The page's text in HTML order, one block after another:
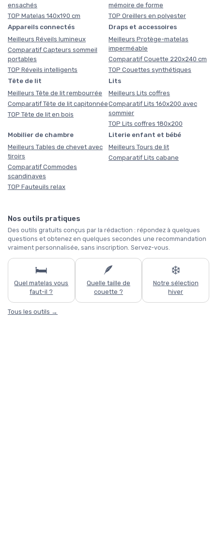
ensachés
TOP Matelas 140x190 cm
mémoire de forme
TOP Oreillers en polyester
Appareils connectés
Meilleurs Réveils lumineux
Comparatif Capteurs sommeil
portables
TOP Réveils intelligents
Draps et accessoires
Meilleurs Protège-matelas
imperméable
Comparatif Couette 220x240 cm
TOP Couettes synthétiques
Tête de lit
Meilleurs Tête de lit rembourrée
Comparatif Tête de lit capitonnée
TOP Tête de lit en bois
Lits
Meilleurs Lits coffres
Comparatif Lits 160x200 avec
sommier
TOP Lits coffres 180x200
Mobilier de chambre
Meilleurs Tables de chevet avec
tiroirs
Comparatif Commodes
scandinaves
TOP Fauteuils relax
Literie enfant et bébé
Meilleurs Tours de lit
Comparatif Lits cabane
Nos outils pratiques
Des outils gratuits conçus par la rédaction : répondez à quelques
questions et obtenez en quelques secondes une recommandation
vraiment personnalisée, sans inscription. Servez-vous.
🛏️
Quel matelas vous
faut-il ?
🪶
Quelle taille de
couette ?
❄️
Notre sélection
hiver
Tous les outils →